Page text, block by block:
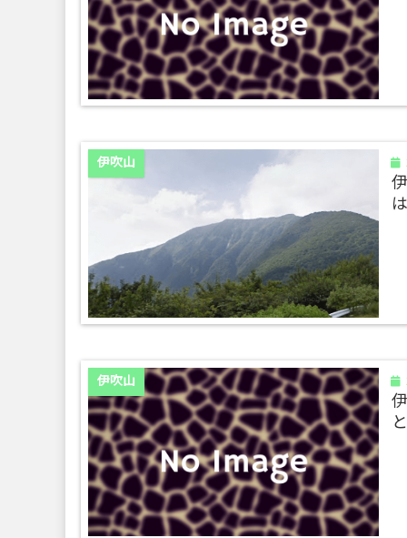
伊吹山
伊吹山